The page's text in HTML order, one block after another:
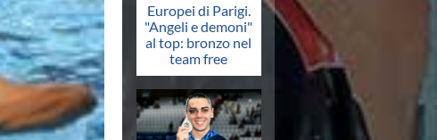
Europei di Parigi.
"Angeli e demoni"
al top: bronzo nel
team free